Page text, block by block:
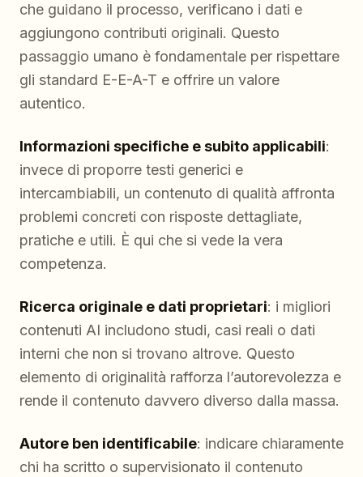
che guidano il processo, verificano i dati e
aggiungono contributi originali. Questo
passaggio umano è fondamentale per rispettare
gli standard E-E-A-T e offrire un valore
autentico.
Informazioni specifiche e subito applicabili:
invece di proporre testi generici e
intercambiabili, un contenuto di qualità affronta
problemi concreti con risposte dettagliate,
pratiche e utili. È qui che si vede la vera
competenza.
Ricerca originale e dati proprietari: i migliori
contenuti AI includono studi, casi reali o dati
interni che non si trovano altrove. Questo
elemento di originalità rafforza l’autorevolezza e
rende il contenuto davvero diverso dalla massa.
Autore ben identificabile: indicare chiaramente
chi ha scritto o supervisionato il contenuto